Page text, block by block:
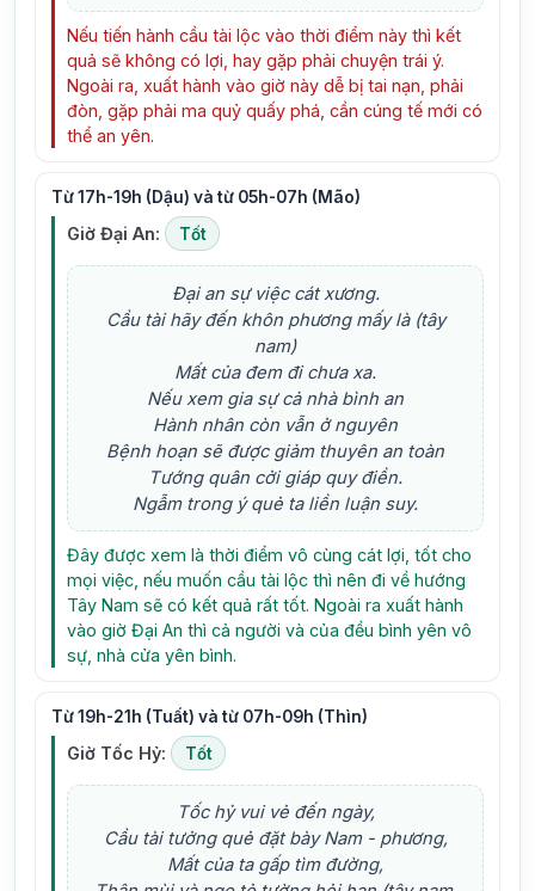
Nếu tiến hành cầu tài lộc vào thời điểm này thì kết
quả sẽ không có lợi, hay gặp phải chuyện trái ý.
Ngoài ra, xuất hành vào giờ này dễ bị tai nạn, phải
đòn, gặp phải ma quỷ quấy phá, cần cúng tế mới có
thể an yên.
Từ 17h-19h (Dậu) và từ 05h-07h (Mão)
Giờ Đại An: Tốt
Đại an sự việc cát xương.
Cầu tài hãy đến khôn phương mấy là (tây
nam)
Mất của đem đi chưa xa.
Nếu xem gia sự cả nhà bình an
Hành nhân còn vẫn ở nguyên
Bệnh hoạn sẽ được giảm thuyên an toàn
Tướng quân cởi giáp quy điền.
Ngẫm trong ý quẻ ta liền luận suy.
Đây được xem là thời điểm vô cùng cát lợi, tốt cho
mọi việc, nếu muốn cầu tài lộc thì nên đi về hướng
Tây Nam sẽ có kết quả rất tốt. Ngoài ra xuất hành
vào giờ Đại An thì cả người và của đều bình yên vô
sự, nhà cửa yên bình.
Từ 19h-21h (Tuất) và từ 07h-09h (Thìn)
Giờ Tốc Hỷ: Tốt
Tốc hỷ vui vẻ đến ngày,
Cầu tài tưởng quẻ đặt bày Nam - phương,
Mất của ta gấp tìm đường,